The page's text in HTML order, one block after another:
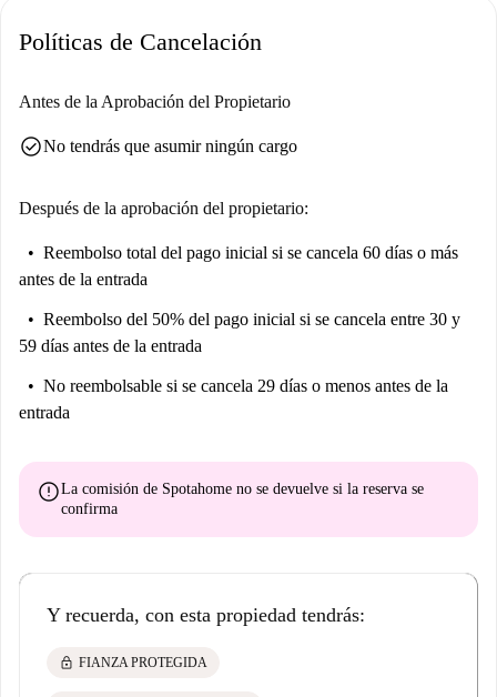
Fabbrica Pignone Fondata nel 1842, que contribuyen a una experiencia
Políticas de Cancelación
Antes de la Aprobación del Propietario
check_circleNo tendrás que asumir ningún cargo
Después de la aprobación del propietario:
Reembolso total del pago inicial si se cancela 60 días o más
antes de la entrada
Reembolso del 50% del pago inicial si se cancela entre 30 y
59 días antes de la entrada
No reembolsable si se cancela 29 días o menos antes de la
entrada
errorLa comisión de Spotahome no se devuelve si la reserva se
confirma
Y recuerda, con esta propiedad tendrás:
lock FIANZA PROTEGIDA